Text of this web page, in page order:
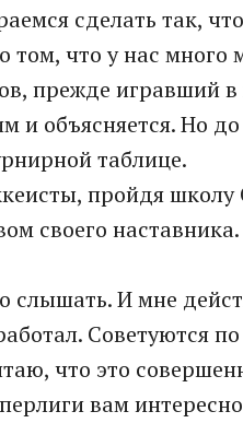
сделать так,
том, что у нас
прежде игравший
и объясняется. Но
таблице.
пройдя
своего
слышать. И мне
Советуются
что это
вам